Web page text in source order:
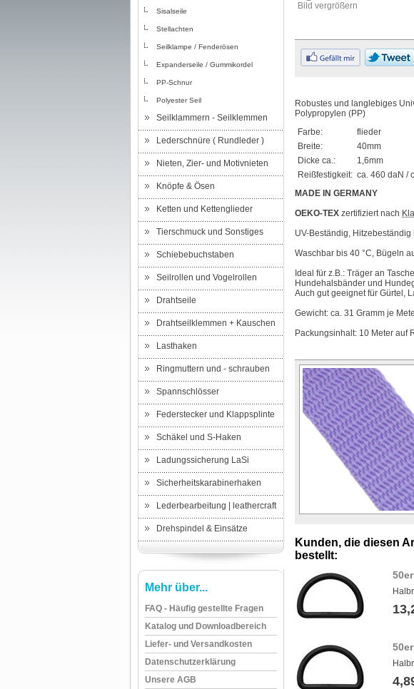
Sisalseile
Stellachten
Seilklampe / Fenderösen
Expanderseile / Gummikordel
PP-Schnur
Polyester Seil
Seilklammern - Seilklemmen
Lederschnüre ( Rundleder )
Nieten, Zier- und Motivnieten
Knöpfe & Ösen
Ketten und Kettenglieder
Tierschmuck und Sonstiges
Schiebebuchstaben
Seilrollen und Vogelrollen
Drahtseile
Drahtseilklemmen + Kauschen
Lasthaken
Ringmuttern und - schrauben
Spannschlösser
Federstecker und Klappsplinte
Schäkel und S-Haken
Ladungssicherung LaSi
Sicherheitskarabinerhaken
Lederbearbeitung | leathercraft
Drehspindel & Einsätze
Mehr über...
FAQ - Häufig gestellte Fragen
Katalog und Downloadbereich
Liefer- und Versandkosten
Datenschutzerklärung
Unsere AGB
Bild vergrößern
Robustes und langlebiges
Polypropylen (PP)
Farbe:
flieder
Breite:
40mm
Dicke ca.:
1,6mm
Reißfestigkeit: ca. 460 daN /
MADE IN GERMANY
OEKO-TEX zertifiziert nach
UV-Beständig, Hitzebeständig
Waschbar bis 40 °C, Bügeln
Ideal für z.B.: Träger an
Hundehalsbänder und
Auch gut geeignet für Gürtel,
Gewicht: ca. 31 Gramm je
Packungsinhalt: 10 Meter auf
Kunden, die diesen
bestellt: